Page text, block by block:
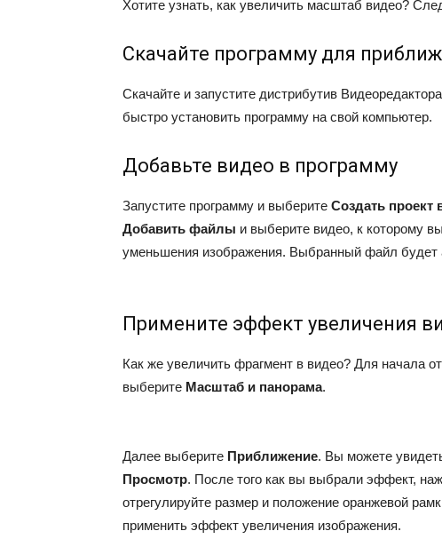
Хотите узнать, как увеличить масштаб видео?
Скачайте программу для
Скачайте и запустите дистрибутив
быстро установить программу на свой компьютер.
Добавьте видео в программу
Запустите программу и выберите Создать
Добавить файлы и выберите видео, к которому
уменьшения изображения. Выбранный файл будет
Примените эффект увеличения
Как же увеличить фрагмент в видео? Для начала
выберите Масштаб и панорама.
Далее выберите Приближение. Вы можете
Просмотр. После того как вы выбрали эффект,
отрегулируйте размер и положение оранжевой
применить эффект увеличения изображения.